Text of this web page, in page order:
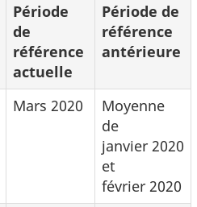
Période
de
référence
actuelle
Période de
référence
antérieure
Mars 2020
Moyenne
de
janvier 2020
et
février 2020